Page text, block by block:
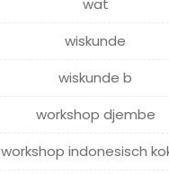
wat
wiskunde
wiskunde b
workshop djembe
workshop indonesisch